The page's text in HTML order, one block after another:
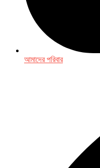
আমাদের পরিবার